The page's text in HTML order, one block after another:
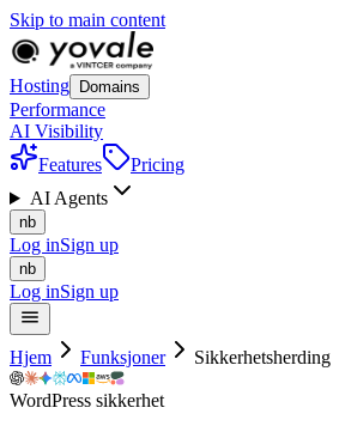
Skip to main content
Hosting Domains
Performance
AI Visibility
Features
Pricing
AI Agents
nb
Log inSign up
nb
Log inSign up
Hjem Funksjoner Sikkerhetsherding
WordPress sikkerhet